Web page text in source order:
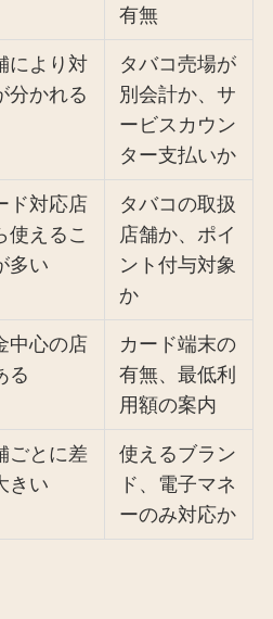
有無
により対
分かれる
タバコ売場が
別会計か、サ
ービスカウン
ター支払いか
ド対応店
使えるこ
多い
タバコの取扱
店舗か、ポイ
ント付与対象
か
中心の店
る
カード端末の
有無、最低利
用額の案内
ごとに差
きい
使えるブラン
ド、電子マネ
ーのみ対応か